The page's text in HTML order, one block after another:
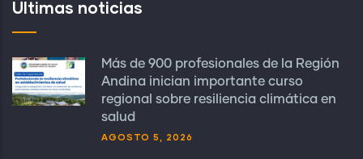
Últimas noticias
Más de 900 profesionales de la Región
Andina inician importante curso
regional sobre resiliencia climática en
salud
AGOSTO 5, 2026